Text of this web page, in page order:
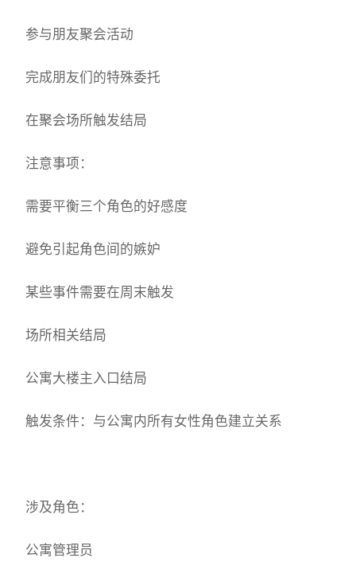
参与朋友聚会活动
完成朋友们的特殊委托
在聚会场所触发结局
注意事项：
需要平衡三个角色的好感度
避免引起角色间的嫉妒
某些事件需要在周末触发
场所相关结局
公寓大楼主入口结局
触发条件：与公寓内所有女性角色建立关系
涉及角色：
公寓管理员